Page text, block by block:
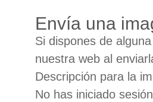
Envía una
Si dispones de
nuestra web al
Descripción para la
No has iniciado